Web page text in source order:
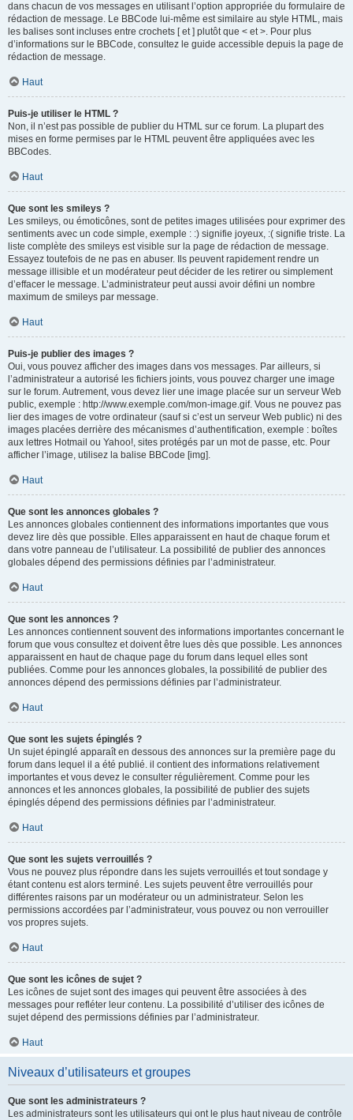
dans chacun de vos messages en utilisant l’option appropriée du formulaire de
rédaction de message. Le BBCode lui-même est similaire au style HTML, mais
les balises sont incluses entre crochets [ et ] plutôt que < et >. Pour plus
d’informations sur le BBCode, consultez le guide accessible depuis la page de
rédaction de message.
Haut
Puis-je utiliser le HTML ?
Non, il n’est pas possible de publier du HTML sur ce forum. La plupart des
mises en forme permises par le HTML peuvent être appliquées avec les
BBCodes.
Haut
Que sont les smileys ?
Les smileys, ou émoticônes, sont de petites images utilisées pour exprimer des
sentiments avec un code simple, exemple : :) signifie joyeux, :( signifie triste. La
liste complète des smileys est visible sur la page de rédaction de message.
Essayez toutefois de ne pas en abuser. Ils peuvent rapidement rendre un
message illisible et un modérateur peut décider de les retirer ou simplement
d’effacer le message. L’administrateur peut aussi avoir défini un nombre
maximum de smileys par message.
Haut
Puis-je publier des images ?
Oui, vous pouvez afficher des images dans vos messages. Par ailleurs, si
l’administrateur a autorisé les fichiers joints, vous pouvez charger une image
sur le forum. Autrement, vous devez lier une image placée sur un serveur Web
public, exemple : http://www.exemple.com/mon-image.gif. Vous ne pouvez pas
lier des images de votre ordinateur (sauf si c’est un serveur Web public) ni des
images placées derrière des mécanismes d’authentification, exemple : boîtes
aux lettres Hotmail ou Yahoo!, sites protégés par un mot de passe, etc. Pour
afficher l’image, utilisez la balise BBCode [img].
Haut
Que sont les annonces globales ?
Les annonces globales contiennent des informations importantes que vous
devez lire dès que possible. Elles apparaissent en haut de chaque forum et
dans votre panneau de l’utilisateur. La possibilité de publier des annonces
globales dépend des permissions définies par l’administrateur.
Haut
Que sont les annonces ?
Les annonces contiennent souvent des informations importantes concernant le
forum que vous consultez et doivent être lues dès que possible. Les annonces
apparaissent en haut de chaque page du forum dans lequel elles sont
publiées. Comme pour les annonces globales, la possibilité de publier des
annonces dépend des permissions définies par l’administrateur.
Haut
Que sont les sujets épinglés ?
Un sujet épinglé apparaît en dessous des annonces sur la première page du
forum dans lequel il a été publié. il contient des informations relativement
importantes et vous devez le consulter régulièrement. Comme pour les
annonces et les annonces globales, la possibilité de publier des sujets
épinglés dépend des permissions définies par l’administrateur.
Haut
Que sont les sujets verrouillés ?
Vous ne pouvez plus répondre dans les sujets verrouillés et tout sondage y
étant contenu est alors terminé. Les sujets peuvent être verrouillés pour
différentes raisons par un modérateur ou un administrateur. Selon les
permissions accordées par l’administrateur, vous pouvez ou non verrouiller
vos propres sujets.
Haut
Que sont les icônes de sujet ?
Les icônes de sujet sont des images qui peuvent être associées à des
messages pour refléter leur contenu. La possibilité d’utiliser des icônes de
sujet dépend des permissions définies par l’administrateur.
Haut
Niveaux d’utilisateurs et groupes
Que sont les administrateurs ?
Les administrateurs sont les utilisateurs qui ont le plus haut niveau de contrôle